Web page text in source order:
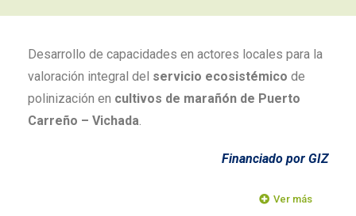
Desarrollo de capacidades en actores locales para la
valoración integral del servicio ecosistémico de
polinización en cultivos de marañón de Puerto
Carreño – Vichada.
Financiado por GIZ
Ver más